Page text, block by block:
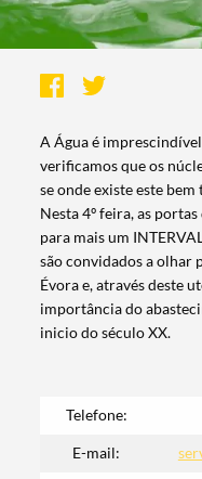
A Água é
verificamos que os
se onde existe este
Nesta 4º feira, as
para mais um
são convidados a olhar
Évora e, através deste
importância do
inicio do século XX.
Telefone:
E-mail: